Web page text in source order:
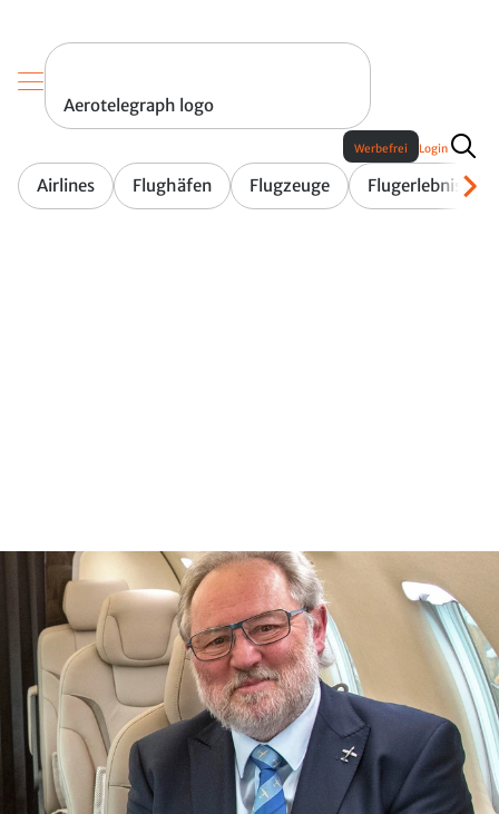
Aerotelegraph logo
Airlines Flughäfen Flugzeuge Flugerlebnis
Werbefrei Login